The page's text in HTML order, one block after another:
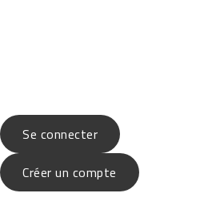
Se connecter
Créer un compte